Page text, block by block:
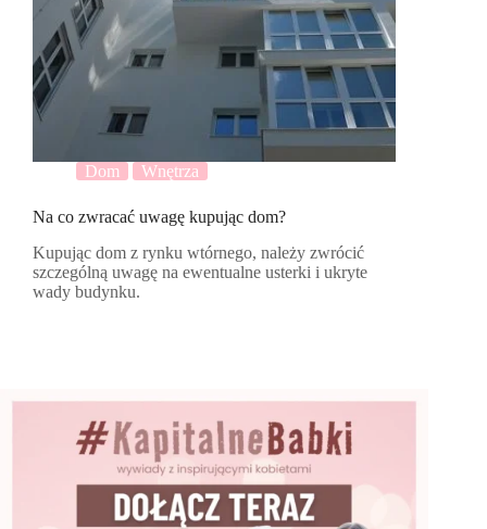
Dom Wnętrza
Na co zwracać uwagę kupując dom?
Kupując dom z rynku wtórnego, należy zwrócić
szczególną uwagę na ewentualne usterki i ukryte
wady budynku.